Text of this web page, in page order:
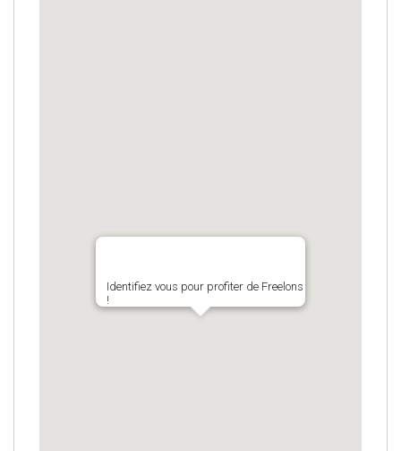
Identifiez vous pour profiter de Freelons
!